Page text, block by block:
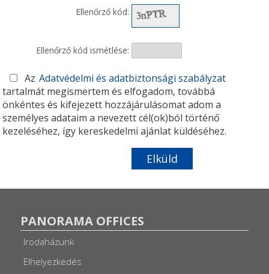
Ellenőrző kód:
Ellenőrző kód ismétlése:
Az Adatvédelmi és adatbiztonsági szabályzat
tartalmát megismertem és elfogadom, továbbá
önkéntes és kifejezett hozzájárulásomat adom a
személyes adataim a nevezett cél(ok)ból történő
kezeléséhez, így kereskedelmi ajánlat küldéséhez.
PANORAMA OFFICES
Irodaházunk
Elhelyezkedés